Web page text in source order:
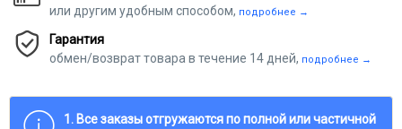
или другим удобным способом, подробнее →
Гарантия
обмен/возврат товара в течение 14 дней, подробнее →
1. Все заказы отгружаются по полной или частичной